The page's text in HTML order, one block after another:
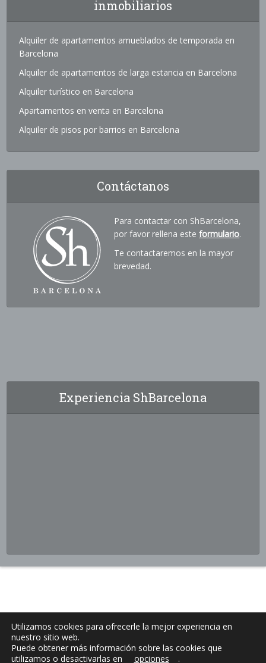
inmobiliarios
Alquiler de apartamentos amueblados de temporada en
Barcelona
Alquiler de apartamentos de larga estancia en Barcelona
Alquiler turístico en Barcelona
Apartamentos en venta en Barcelona
Alquiler de pisos por barrios en Barcelona
Contáctanos
Para contactar con ShBarcelona,
por favor rellena esteformulario.
Te contactaremos en la mayor
brevedad.
Experiencia ShBarcelona
Utilizamos cookies para ofrecerle la mejor experiencia en
nuestro sitio web.
Puede obtener más información sobre las cookies que
utilizamos o desactivarlas en
opciones .